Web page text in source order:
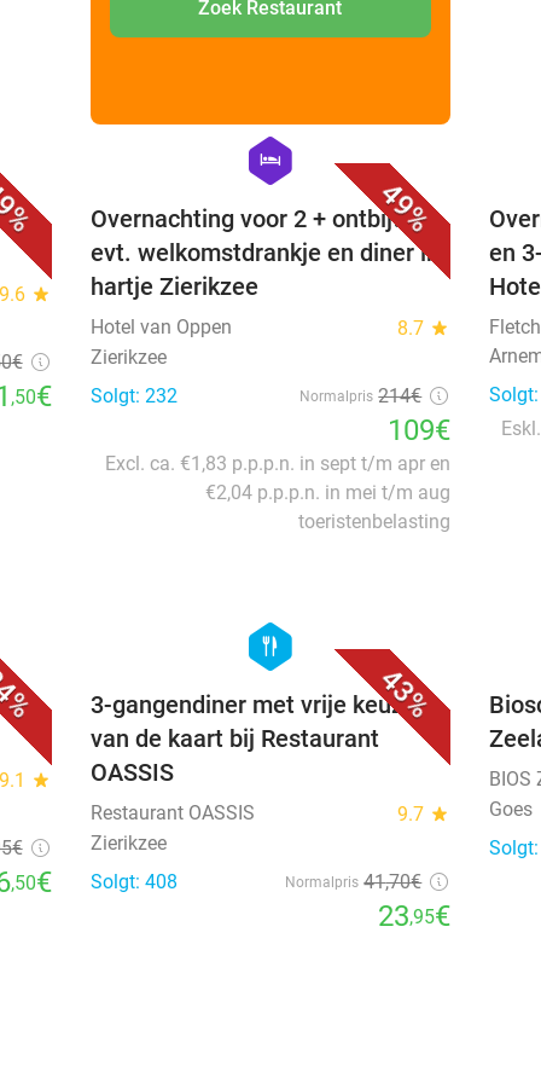
Zoek Restaurant
9.6 star
€
,50€
49%
favorite_border
hexagon
hotel
Overnachting voor 2 + ontbijt +
evt. welkomstdrankje en diner in
hartje Zierikzee
Hotel van Oppen 8.7 star
Zierikzee
Solgt: 232
Normalpris 214€
109€
Excl. ca. €1,83 p.p.p.n. in sept t/m apr en
€2,04 p.p.p.n. in mei t/m aug
toeristenbelasting
en
9.1 star
€
,50€
43%
hexagon
food
3-gangendiner met vrije keuze
van de kaart bij Restaurant
OASSIS
Restaurant OASSIS 9.7 star
Zierikzee
Solgt: 408
Normalpris 41,70€
23,95€
BIOS
Goes